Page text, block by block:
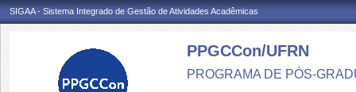
SIGAA - Sistema Integrado de Gestão de Atividades Acadêmicas
PPGCCon/UFRN
PROGRAMA DE PÓS-